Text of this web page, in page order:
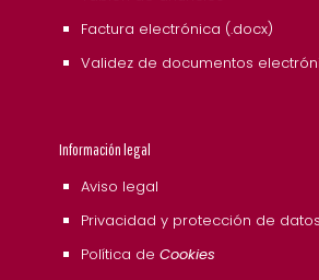
Factura electrónica (.docx)
Validez de documentos
Información legal
Aviso legal
Privacidad y protección de datos
Política de Cookies